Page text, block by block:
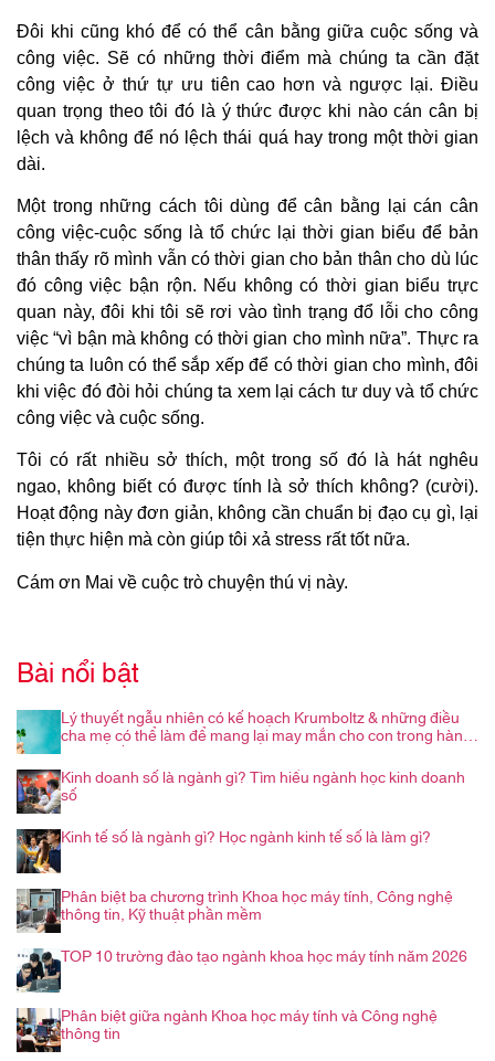
Đôi khi cũng khó để có thể cân bằng giữa cuộc sống và
công việc. Sẽ có những thời điểm mà chúng ta cần đặt
công việc ở thứ tự ưu tiên cao hơn và ngược lại. Điều
quan trọng theo tôi đó là ý thức được khi nào cán cân bị
lệch và không để nó lệch thái quá hay trong một thời gian
dài.
Một trong những cách tôi dùng để cân bằng lại cán cân
công việc-cuộc sống là tổ chức lại thời gian biểu để bản
thân thấy rõ mình vẫn có thời gian cho bản thân cho dù lúc
đó công việc bận rộn. Nếu không có thời gian biểu trực
quan này, đôi khi tôi sẽ rơi vào tình trạng đổ lỗi cho công
việc “vì bận mà không có thời gian cho mình nữa”. Thực ra
chúng ta luôn có thể sắp xếp để có thời gian cho mình, đôi
khi việc đó đòi hỏi chúng ta xem lại cách tư duy và tổ chức
công việc và cuộc sống.
Tôi có rất nhiều sở thích, một trong số đó là hát nghêu
ngao, không biết có được tính là sở thích không? (cười).
Hoạt động này đơn giản, không cần chuẩn bị đạo cụ gì, lại
tiện thực hiện mà còn giúp tôi xả stress rất tốt nữa.
Cám ơn Mai về cuộc trò chuyện thú vị này.
Bài nổi bật
Lý thuyết ngẫu nhiên có kế hoạch Krumboltz & những điều
cha mẹ có thể làm để mang lại may mắn cho con trong hành
trình nghề nghiệp
Kinh doanh số là ngành gì? Tìm hiểu ngành học kinh doanh
số
Kinh tế số là ngành gì? Học ngành kinh tế số là làm gì?
Phân biệt ba chương trình Khoa học máy tính, Công nghệ
thông tin, Kỹ thuật phần mềm
TOP 10 trường đào tạo ngành khoa học máy tính năm 2026
Phân biệt giữa ngành Khoa học máy tính và Công nghệ
thông tin